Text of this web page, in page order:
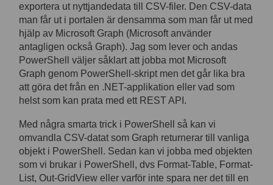
exportera ut nyttjandedata till CSV-filer. Den CSV-data
man får ut i portalen är densamma som man får ut med
hjälp av Microsoft Graph (Microsoft använder
antagligen också Graph). Jag som lever och andas
PowerShell väljer såklart att jobba mot Microsoft
Graph genom PowerShell-skript men det går lika bra
att göra det från en .NET-applikation eller vad som
helst som kan prata med ett REST API.
Med några smarta trick i PowerShell så kan vi
omvandla CSV-datat som Graph returnerar till vanliga
objekt i PowerShell. Sedan kan vi jobba med objekten
som vi brukar i PowerShell, dvs Format-Table, Format-
List, Out-GridView eller varför inte spara ner det till en